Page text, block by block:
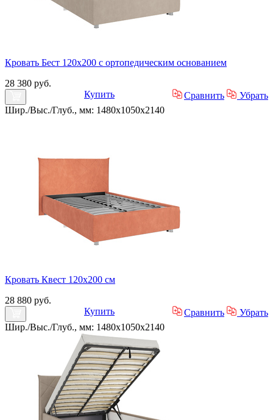
Кровать Бест 120х200 с ортопедическим основанием
28 380 руб.
Купить
Сравнить
Убрать
Шир./Выс./Глуб., мм: 1480x1050x2140
Кровать Квест 120х200 см
28 880 руб.
Купить
Сравнить
Убрать
Шир./Выс./Глуб., мм: 1480x1050x2140